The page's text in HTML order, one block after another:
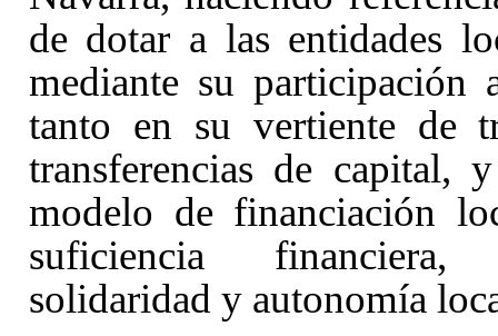
de dotar a las entidades
mediante su participación
tanto en su vertiente de
transferencias de
modelo de financiación
suficiencia financiera,
solidaridad y autonomía